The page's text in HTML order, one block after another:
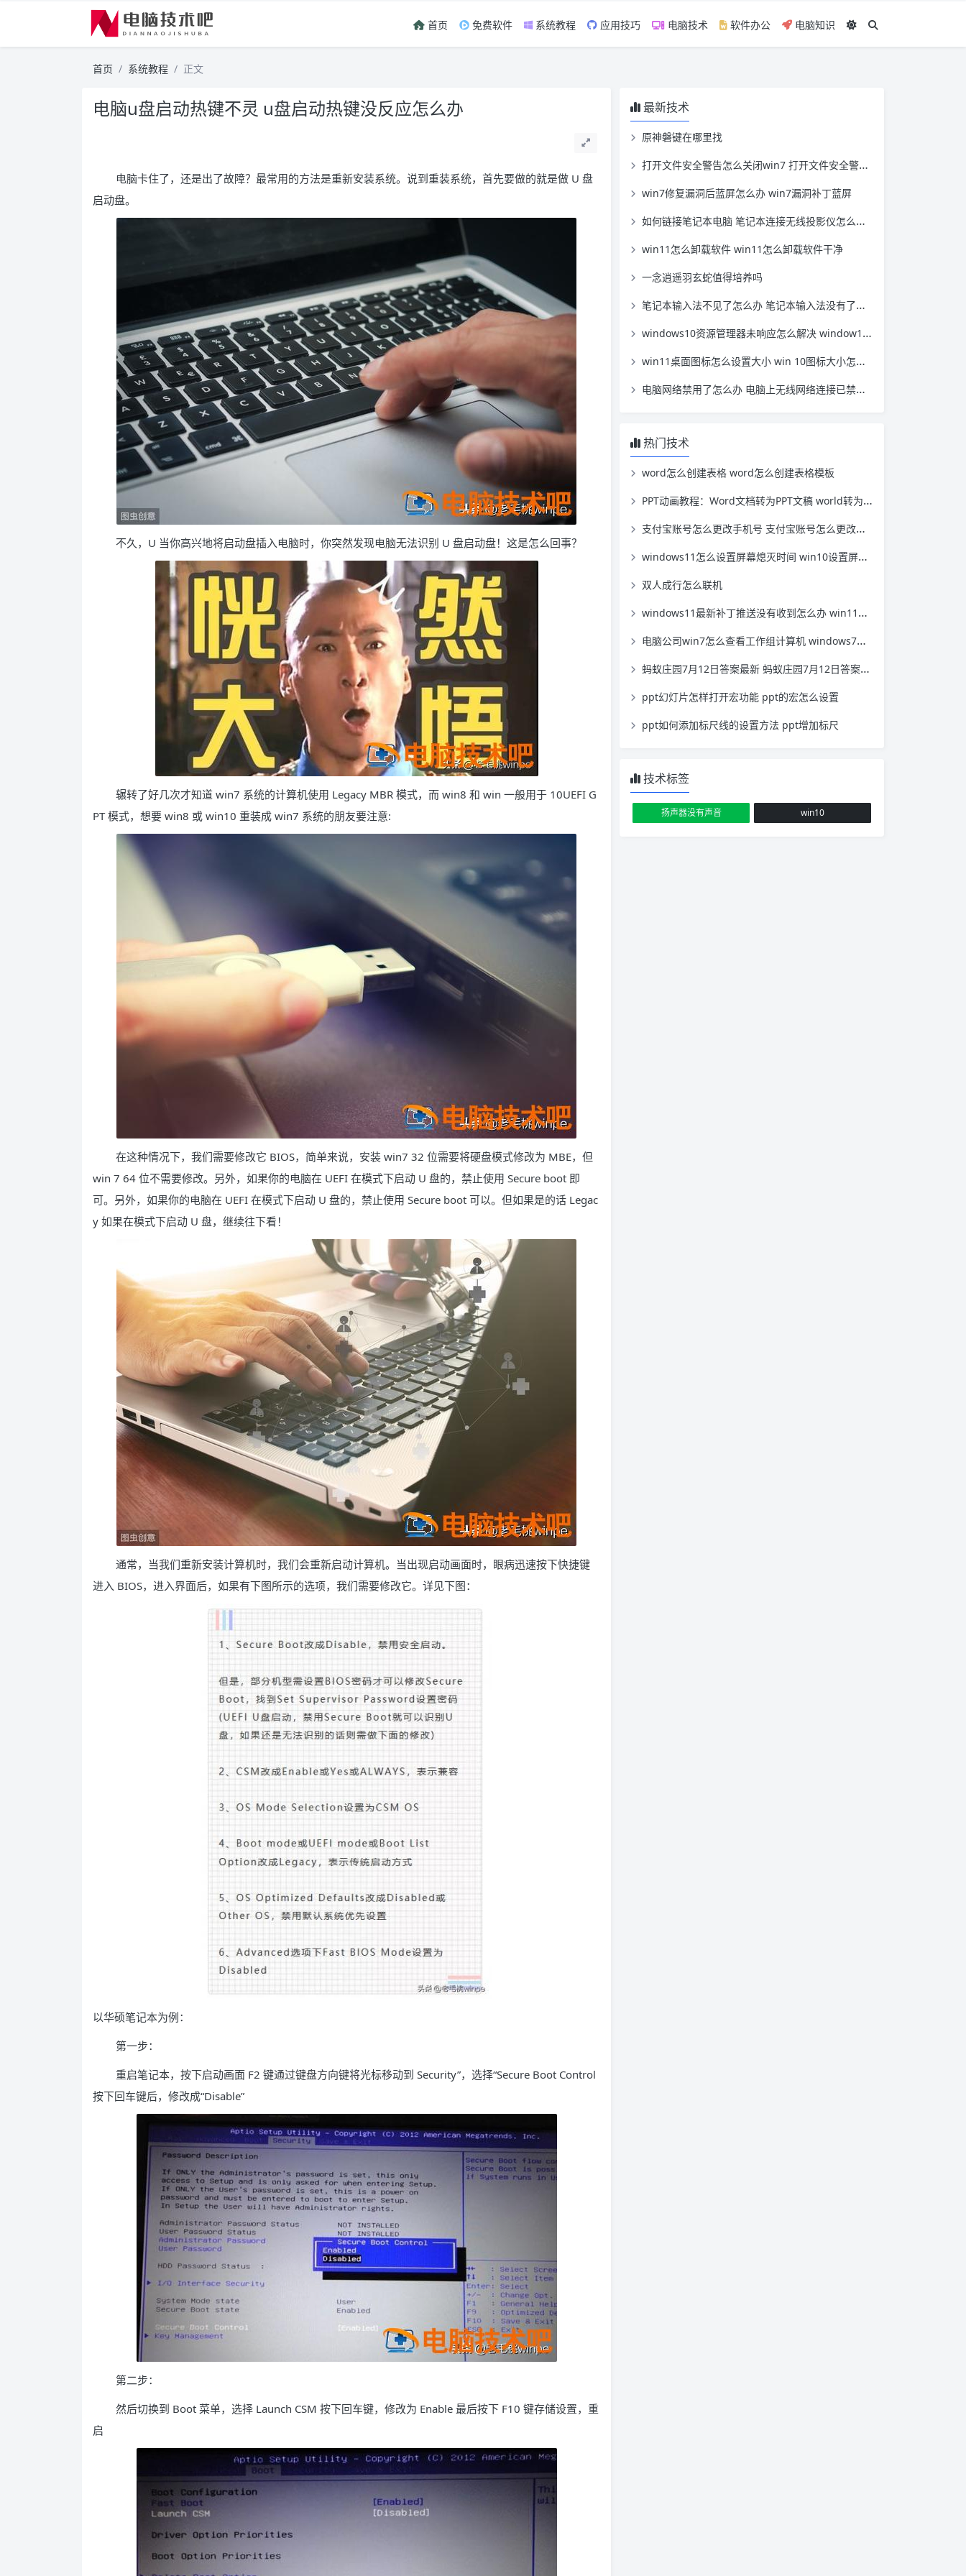
首页 免费软件 系统教程 应用技巧 电脑技术 软件办公 电脑知识
首页 系统教程 正文
电脑u盘启动热键不灵 u盘启动热键没反应怎么办
电脑卡住了，还是出了故障？最常用的方法是重新安装系统。说到重装系统，首先要做的就是做 U 盘
启动盘。
不久，U 当你高兴地将启动盘插入电脑时，你突然发现电脑无法识别 U 盘启动盘！这是怎么回事？
辗转了好几次才知道 win7 系统的计算机使用 Legacy MBR 模式，而 win8 和 win 一般用于 10UEFI G
PT 模式，想要 win8 或 win10 重装成 win7 系统的朋友要注意:
在这种情况下，我们需要修改它 BIOS，简单来说，安装 win7 32 位需要将硬盘模式修改为 MBE，但
win 7 64 位不需要修改。另外，如果你的电脑在 UEFI 在模式下启动 U 盘的，禁止使用 Secure boot 即
可。另外，如果你的电脑在 UEFI 在模式下启动 U 盘的，禁止使用 Secure boot 可以。但如果是的话 Legac
y 如果在模式下启动 U 盘，继续往下看！
通常，当我们重新安装计算机时，我们会重新启动计算机。当出现启动画面时，眼病迅速按下快捷键
进入 BIOS，进入界面后，如果有下图所示的选项，我们需要修改它。详见下图：
以华硕笔记本为例：
第一步：
重启笔记本，按下启动画面 F2 键通过键盘方向键将光标移动到 Security”，选择“Secure Boot Control
按下回车键后，修改成“Disable”
第二步：
然后切换到 Boot 菜单，选择 Launch CSM 按下回车键，修改为 Enable 最后按下 F10 键存储设置，重
启
最新技术
原神磐键在哪里找
打开文件安全警告怎么关闭win7 打开文件安全警告怎么关闭win11
win7修复漏洞后蓝屏怎么办 win7漏洞补丁蓝屏
如何链接笔记本电脑 笔记本连接无线投影仪怎么连接
win11怎么卸载软件 win11怎么卸载软件干净
一念逍遥羽玄蛇值得培养吗
笔记本输入法不见了怎么办 笔记本输入法没有了怎么办
windows10资源管理器未响应怎么解决 window10资源管理器无响应
win11桌面图标怎么设置大小 win 10图标大小怎么设置
电脑网络禁用了怎么办 电脑上无线网络连接已禁用怎么办
热门技术
word怎么创建表格 word怎么创建表格模板
PPT动画教程：Word文档转为PPT文稿 world转为ppt
支付宝账号怎么更改手机号 支付宝账号怎么更改手机号绑定
windows11怎么设置屏幕熄灭时间 win10设置屏幕不熄灭
双人成行怎么联机
windows11最新补丁推送没有收到怎么办 win11正式版没收到推送
电脑公司win7怎么查看工作组计算机 windows7怎么查看工作组计算机
蚂蚁庄园7月12日答案最新 蚂蚁庄园7月12日答案最新答
ppt幻灯片怎样打开宏功能 ppt的宏怎么设置
ppt如何添加标尺线的设置方法 ppt增加标尺
技术标签
扬声器没有声音 win10